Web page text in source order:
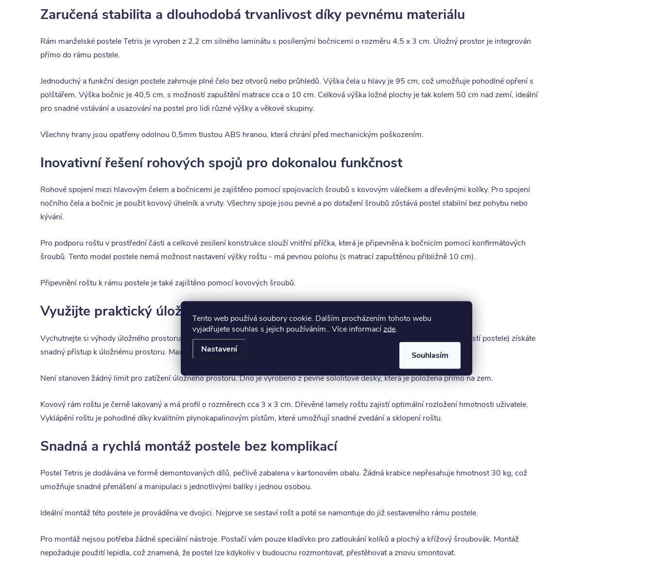
Tento web používá soubory cookie. Dalším procházením tohoto webu
vyjadřujete souhlas s jejich používáním.. Více informacízde.
Nastavení
Souhlasím
Zaručená stabilita a dlouhodobá trvanlivost díky pevnému materiálu
Rám manželské postele Tetris je vyroben z 2,2 cm silného laminátu s posílenými bočnicemi o rozměru 4,5 x 3 cm. Úložný prostor je integrován
přímo do rámu postele.
Jednoduchý a funkční design postele zahrnuje plné čelo bez otvorů nebo průhledů. Výška čela u hlavy je 95 cm, což umožňuje pohodlné opření s
polštářem. Výška bočnic je 40,5 cm, s možností zapuštění matrace cca o 10 cm. Celková výška ložné plochy je tak kolem 50 cm nad zemí, ideální
pro snadné vstávání a usazování na postel pro lidi různé výšky a věkové skupiny.
Všechny hrany jsou opatřeny odolnou 0,5mm tlustou ABS hranou, která chrání před mechanickým poškozením.
Inovativní řešení rohových spojů pro dokonalou funkčnost
Rohové spojení mezi hlavovým čelem a bočnicemi je zajištěno pomocí spojovacích šroubů s kovovým válečkem a dřevěnými kolíky. Pro spojení
nočního čela a bočnic je použit kovový úhelník a vruty. Všechny spoje jsou pevné a po dotažení šroubů zůstává postel stabilní bez pohybu nebo
kývání.
Pro podporu roštu v prostřední části a celkové zesílení konstrukce slouží vnitřní příčka, která je připevněna k bočnicím pomocí konfirmátových
šroubů. Tento model postele nemá možnost nastavení výšky roštu - má pevnou polohu (s matrací zapuštěnou přibližně 10 cm).
Připevnění roštu k rámu postele je také zajištěno pomocí kovových šroubů.
Využijte praktický úložný prostor pro optimální uspořádání
Vychutnejte si výhody úložného prostoru, který je nedílnou součástí postele Tetris. Díky vyklápěcímu lamelovému roštu (součástí postele) získáte
snadný přístup k úložnému prostoru. Maximální využitelná výška úložného prostoru dosahuje až 25 cm.
Není stanoven žádný limit pro zatížení úložného prostoru. Dno je vyrobeno z pevné sololitové desky, která je položena přímo na zem.
Kovový rám roštu je černě lakovaný a má profil o rozměrech cca 3 x 3 cm. Dřevěné lamely roštu zajistí optimální rozložení hmotnosti uživatele.
Vyklápění roštu je pohodlné díky kvalitním plynokapalinovým pístům, které umožňují snadné zvedání a sklopení roštu.
Snadná a rychlá montáž postele bez komplikací
Postel Tetris je dodávána ve formě demontovaných dílů, pečlivě zabalena v kartonovém obalu. Žádná krabice nepřesahuje hmotnost 30 kg, což
umožňuje snadné přenášení a manipulaci s jednotlivými balíky i jednou osobou.
Ideální montáž této postele je prováděna ve dvojici. Nejprve se sestaví rošt a poté se namontuje do již sestaveného rámu postele.
Pro montáž nejsou potřeba žádné speciální nástroje. Postačí vám pouze kladívko pro zatloukání kolíků a plochý a křížový šroubovák. Montáž
nepožaduje použití lepidla, což znamená, že postel lze kdykoliv v budoucnu rozmontovat, přestěhovat a znovu smontovat.